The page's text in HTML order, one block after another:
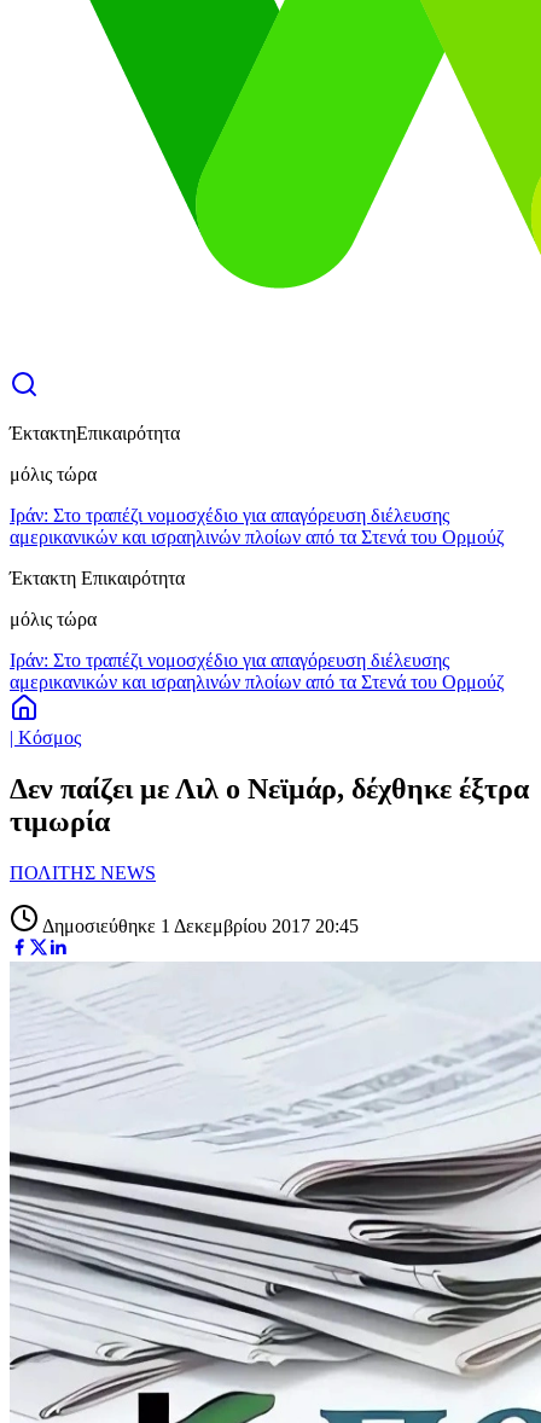
ΈκτακτηΕπικαιρότητα
μόλις τώρα
Ιράν: Στο τραπέζι νομοσχέδιο για απαγόρευση διέλευσης
αμερικανικών και ισραηλινών πλοίων από τα Στενά του Ορμούζ
Έκτακτη Επικαιρότητα
μόλις τώρα
Ιράν: Στο τραπέζι νομοσχέδιο για απαγόρευση διέλευσης
αμερικανικών και ισραηλινών πλοίων από τα Στενά του Ορμούζ
| Κόσμος
Δεν παίζει με Λιλ ο Νεϊμάρ, δέχθηκε έξτρα
τιμωρία
ΠΟΛΙΤΗΣ NEWS
Δημοσιεύθηκε 1 Δεκεμβρίου 2017 20:45